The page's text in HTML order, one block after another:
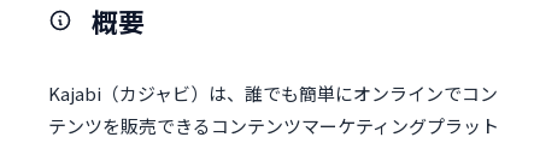
概要
Kajabi（カジャビ）は、誰でも簡単にオンラインでコン
テンツを販売できるコンテンツマーケティングプラット